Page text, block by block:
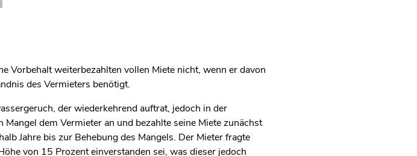
Vorbehalt weiterbezahlten vollen Miete nicht, wenn er davon
des Vermieters benötigt.
der wiederkehrend auftrat, jedoch in der
dem Vermieter an und bezahlte seine Miete zunächst
Jahre bis zur Behebung des Mangels. Der Mieter fragte
von 15 Prozent einverstanden sei, was dieser jedoch